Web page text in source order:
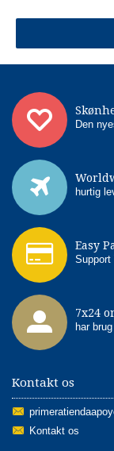
Den
hurtig
Easy
7x24
har
Kontakt os
Kontakt os